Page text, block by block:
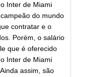
Inter de Miami
do mundo
contratar e o
Porém, o salário
que é oferecido
Inter de Miami
. Ainda assim, são